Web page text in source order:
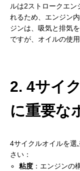
ルは2ストロークエン
れるため、エンジン
ジンは、吸気と排気
ですが、オイルの使
2. 4サイ
に重要な
4サイクルオイルを選
さい：
粘度 ：エンジンの